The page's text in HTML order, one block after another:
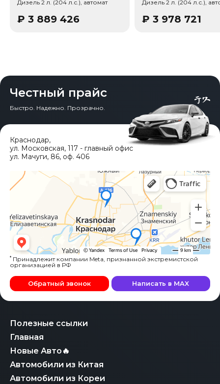
Дизель 2 л. (204 л.с.), автомат
₽ 3 889 426
Дизель 2 л. (204 л.с.),
₽ 3 978 721
Честный прайс
Быстро. Надежно. Прозрачно.
Полезные ссылки
Главная
Новые Авто🔥
Автомобили из Китая
Автомобили из Кореи
Краснодар,
ул. Московская, 117 - главный офис
ул. Мачуги, 86, оф. 406
* Принадлежит компании Meta, признанной экстремистской
организацией в РФ
Обратный звонок Написать в MAX